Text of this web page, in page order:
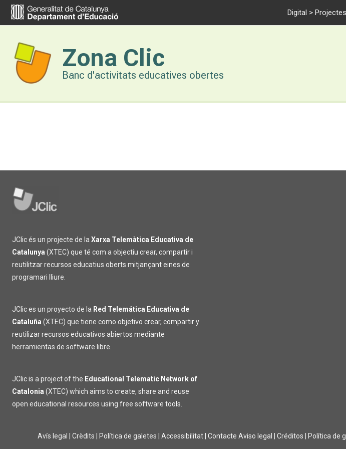
Vés
Digital > Projectes
Zona Clic
Banc d'activitats educatives obertes
JClic és un projecte de la Xarxa Telemàtica Educativa de
Catalunya (XTEC) que té com a objectiu crear, compartir i
reutilitzar recursos educatius oberts mitjançant eines de
programari lliure.
JClic es un proyecto de la Red Telemática Educativa de
Cataluña (XTEC) que tiene como objetivo crear, compartir y
reutilizar recursos educativos abiertos mediante
herramientas de software libre.
JClic is a project of the Educational Telematic Network of
Catalonia (XTEC) which aims to create, share and reuse
open educational resources using free software tools.
Avís legal Crèdits Política de galetes Accessibilitat Contacte Aviso legal Créditos Política de